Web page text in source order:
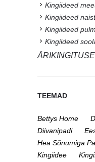
Kingiideed
Kingiideed
Kingiideed
Kingiideed
TEEMAD
Bettys Home
Diivanipadi
Hea Sõnumiga
Kingiidee